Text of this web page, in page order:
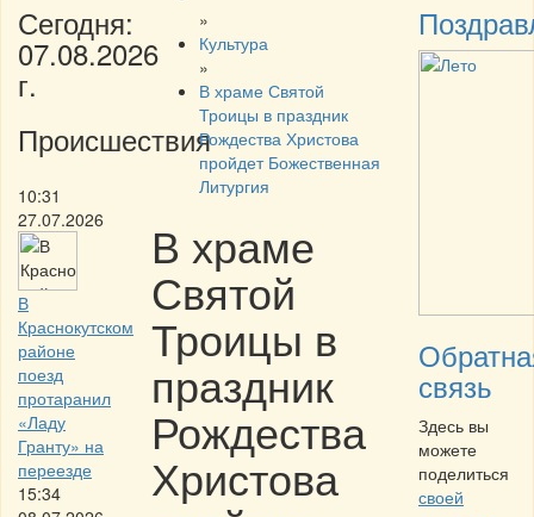
Сегодня:
07.08.2026
г.
Происшествия
10:31
27.07.2026
В
Краснокутском
районе
поезд
протаранил
«Ладу
Гранту» на
переезде
15:34
»
Культура
»
В храме Святой
Троицы в праздник
Рождества Христова
пройдет Божественная
Литургия
В храме
Святой
Троицы в
праздник
Рождества
Христова
связь
Здесь вы
можете
поделиться
своей